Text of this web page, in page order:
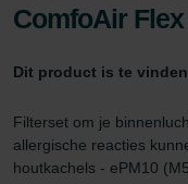
ComfoAir
Dit product is te
Filterset om je
allergische reacties
houtkachels - ePM10